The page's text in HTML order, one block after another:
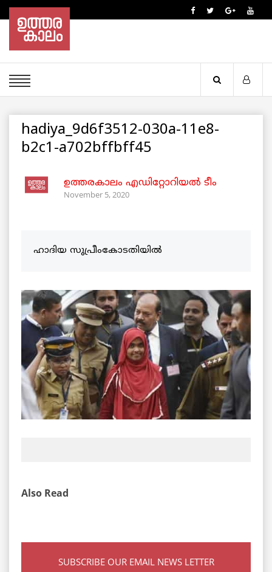
hadiya_9d6f3512-030a-11e8-
b2c1-a702bffbff45
ഉത്തരകാലം എഡിറ്റോറിയല്‍ ടീം
November 5, 2020
ഹാദിയ സുപ്രീംകോടതിയിൽ
Also Read
SUBSCRIBE OUR EMAIL NEWS LETTER